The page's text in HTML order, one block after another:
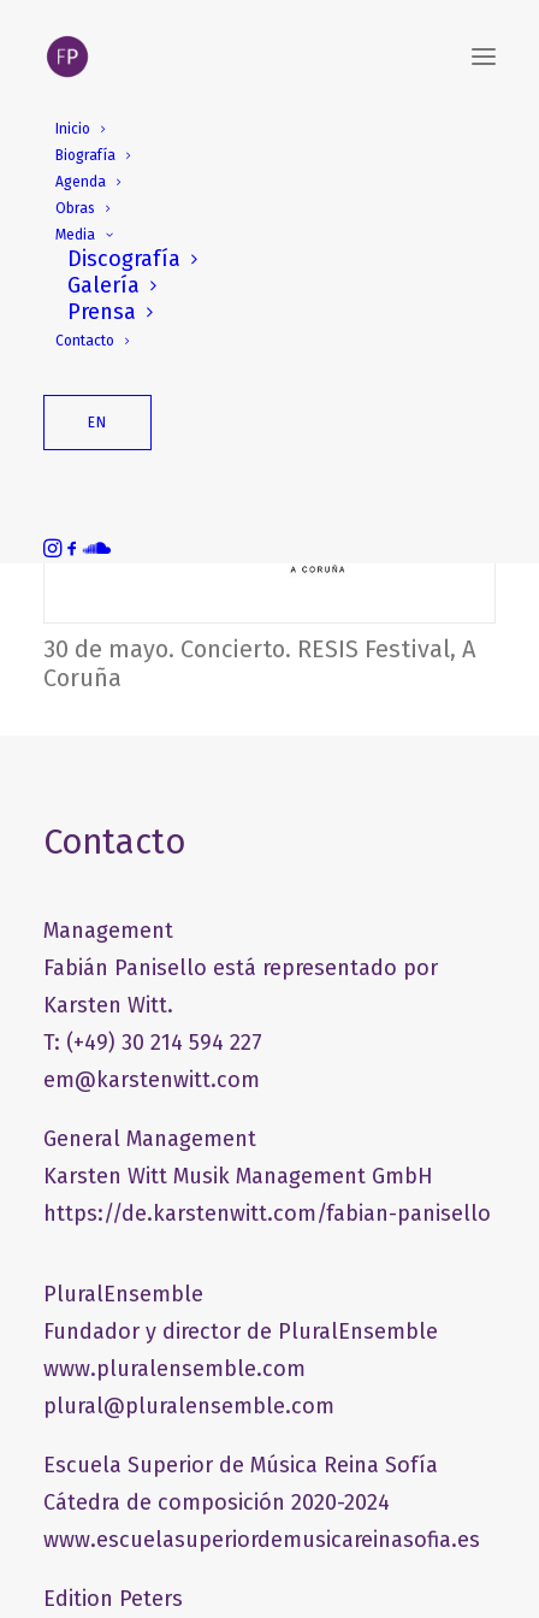
Inicio
Biografía
Agenda
Obras
Media
Discografía
Galería
Prensa
Contacto
EN
Mayo
30 de mayo. Concierto. RESIS Festival, A
Coruña
Contacto
Management
Fabián Panisello está representado por
Karsten Witt.
T: (+49) 30 214 594 227
em@karstenwitt.com
General Management
​Karsten Witt Musik Management GmbH​
https://de.karstenwitt.com/fabian-panisello
PluralEnsemble
Fundador y director de PluralEnsemble
www.pluralensemble.com
plural@pluralensemble.com
Escuela Superior de Música Reina Sofía
Cátedra de composición 2020-2024
www.escuelasuperiordemusicareinasofia.es
Edition Peters